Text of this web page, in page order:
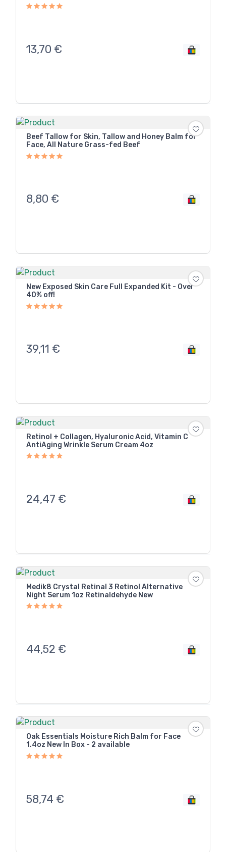
13,70 €
Beef Tallow for Skin, Tallow and Honey Balm for
Face, All Nature Grass-fed Beef
8,80 €
New Exposed Skin Care Full Expanded Kit - Over
40% off!
39,11 €
Retinol + Collagen, Hyaluronic Acid, Vitamin C
AntiAging Wrinkle Serum Cream 4oz
24,47 €
Medik8 Crystal Retinal 3 Retinol Alternative
Night Serum 1oz Retinaldehyde New
44,52 €
Oak Essentials Moisture Rich Balm for Face
1.4oz New In Box - 2 available
58,74 €